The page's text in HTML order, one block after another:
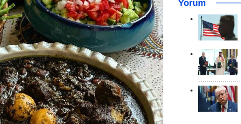
Yorum